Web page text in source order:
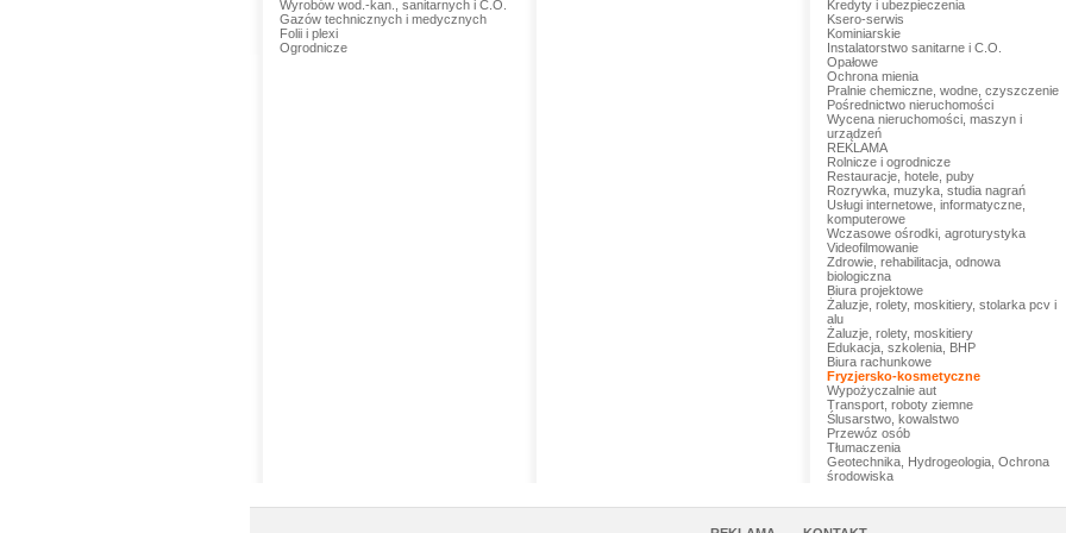
Wyrobów wod.-kan., sanitarnych i C.O.
Gazów technicznych i medycznych
Folii i plexi
Ogrodnicze
Kredyty i ubezpieczenia
Ksero-serwis
Kominiarskie
Instalatorstwo sanitarne i C.O.
Opałowe
Ochrona mienia
Pralnie chemiczne, wodne, czyszczenie
Pośrednictwo nieruchomości
Wycena nieruchomości, maszyn i
urządzeń
REKLAMA
Rolnicze i ogrodnicze
Restauracje, hotele, puby
Rozrywka, muzyka, studia nagrań
Usługi internetowe, informatyczne,
komputerowe
Wczasowe ośrodki, agroturystyka
Videofilmowanie
Zdrowie, rehabilitacja, odnowa
biologiczna
Biura projektowe
Żaluzje, rolety, moskitiery, stolarka pcv i
alu
Żaluzje, rolety, moskitiery
Edukacja, szkolenia, BHP
Biura rachunkowe
Fryzjersko-kosmetyczne
Wypożyczalnie aut
Transport, roboty ziemne
Ślusarstwo, kowalstwo
Przewóz osób
Tłumaczenia
Geotechnika, Hydrogeologia, Ochrona
środowiska